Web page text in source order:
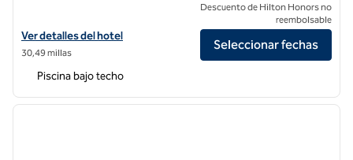
Ver detalles del hotel Hilton Garden Inn Ontario/Rancho Cucamonga
Ver detalles del hotel
30,49 millas
Descuento de Hilton Honors no
reembolsable
Seleccionar fechas
Piscina bajo techo
1 de 11